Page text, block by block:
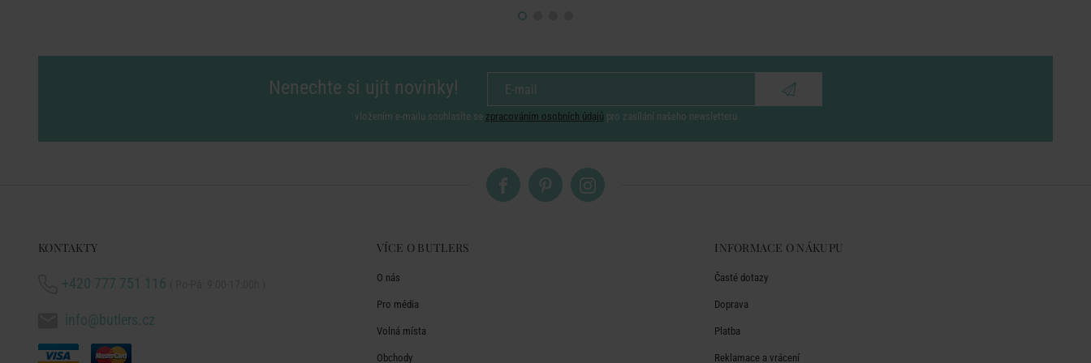
Nenechte si ujít novinky!
vložením e-mailu souhlasíte se zpracováním osobních údajů pro zasílání našeho newsletteru
KONTAKTY
+420 777 751 116
info@butlers.cz
VÍCE O BUTLERS
O nás
Pro média
Volná místa
Obchody
INFORMACE O NÁKUPU
Časté dotazy
Doprava
Platba
Reklamace a vrácení